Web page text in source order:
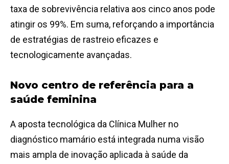
taxa de sobrevivência relativa aos cinco anos pode
atingir os 99%. Em suma, reforçando a importância
de estratégias de rastreio eficazes e
tecnologicamente avançadas.
Novo centro de referência para a
saúde feminina
A aposta tecnológica da Clínica Mulher no
diagnóstico mamário está integrada numa visão
mais ampla de inovação aplicada à saúde da